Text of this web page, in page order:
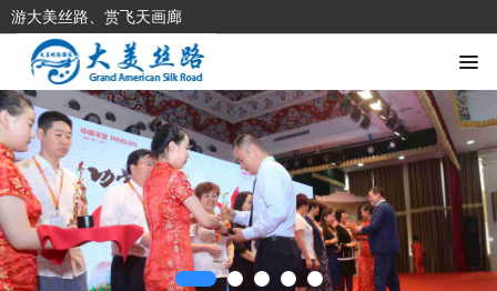
游大美丝路、赏飞天画廊